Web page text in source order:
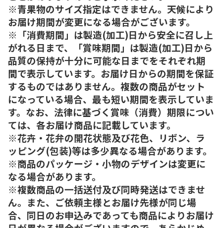
※青果物のサイズ指定はできません。天候により
お届け期間が変更になる場合がございます。
※「消費期間」は製造(加工)日から安全に召し上
がれる日まで、「賞味期間」は製造(加工)日から
品質の保持が十分に可能な日までをそれぞれ期
間で表示しています。お届け日からの期間を保証
するものではありません。複数の商品がセット
になっている場合、最も短い期間を表示していま
す。なお、法律に基づく賞味（消費）期限につい
ては、各お届け商品に記載しています。
※花卉・花弁の開花状態及び花色、リボン、ラ
ッピング(包装)等は多少異なる場合があります。
※商品のパッケージ・小物のデザインは変更に
なる場合があります。
※複数商品の一括送付及び同時発送はできませ
ん。また、ご依頼主様とお届け先様が同じ場
合、同日のお申込みであっても商品によりお届け